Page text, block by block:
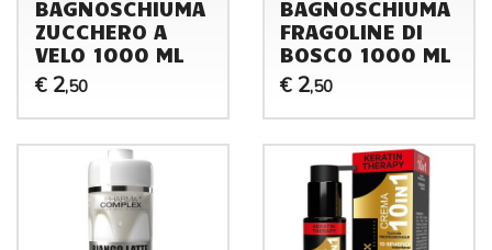
BAGNOSCHIUMA
ZUCCHERO A
VELO 1000 ML
€ 2,50
BAGNOSCHIUMA
FRAGOLINE DI
BOSCO 1000 ML
€ 2,50